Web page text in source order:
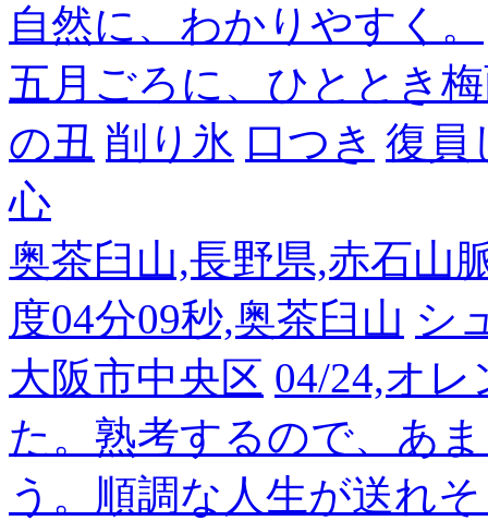
自然に、わかりやすく。
五月ごろに、ひととき
の丑 削り氷 口つき 復員
心
奥茶臼山,長野県,赤石山
度04分09秒,奥茶臼山 シ
大阪市中央区 04/24,オ
た。熟考するので、あ
う。順調な人生が送れ